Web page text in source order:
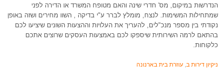
הנדרשות במיקום, מס' חדרי שינה והאם מטופח המשרד או הדירה לפני
שמתחילות המשימות. לנצח, מומלץ לברר ע"י בדיקה , השוו מחירים ושזה באופן
נקודתי בין מספר מנכ"לים, להעריך את העלויות וההצעות השונים שיציעו לכם
בהתאם לרמה השירותית שיספקו לכם באמצעות העסקים שרוצים אתכם
כלקוחות.
ניקיון דירות ב, עוזרת בית בארנונה